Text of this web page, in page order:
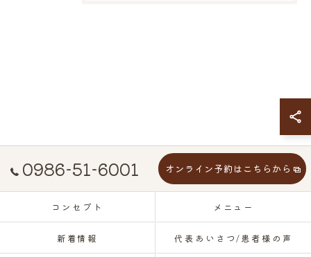
0986-51-6001 オンライン予約はこちらから
コンセプト メニュー
新着情報 代表あいさつ/患者様の声